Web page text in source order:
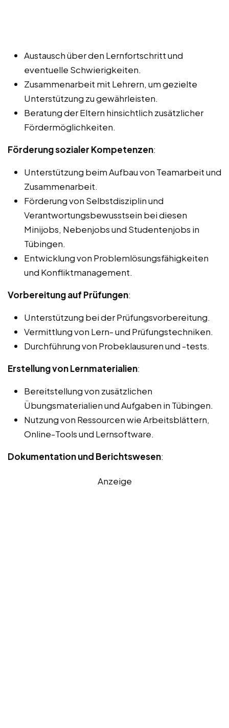
Austausch über den Lernfortschritt und
eventuelle Schwierigkeiten.
Zusammenarbeit mit Lehrern, um gezielte
Unterstützung zu gewährleisten.
Beratung der Eltern hinsichtlich zusätzlicher
Fördermöglichkeiten.
Förderung sozialer Kompetenzen:
Unterstützung beim Aufbau von Teamarbeit und
Zusammenarbeit.
Förderung von Selbstdisziplin und
Verantwortungsbewusstsein bei diesen
Minijobs, Nebenjobs und Studentenjobs in
Tübingen.
Entwicklung von Problemlösungsfähigkeiten
und Konfliktmanagement.
Vorbereitung auf Prüfungen:
Unterstützung bei der Prüfungsvorbereitung.
Vermittlung von Lern- und Prüfungstechniken.
Durchführung von Probeklausuren und -tests.
Erstellung von Lernmaterialien:
Bereitstellung von zusätzlichen
Übungsmaterialien und Aufgaben in Tübingen.
Nutzung von Ressourcen wie Arbeitsblättern,
Online-Tools und Lernsoftware.
Dokumentation und Berichtswesen:
Anzeige